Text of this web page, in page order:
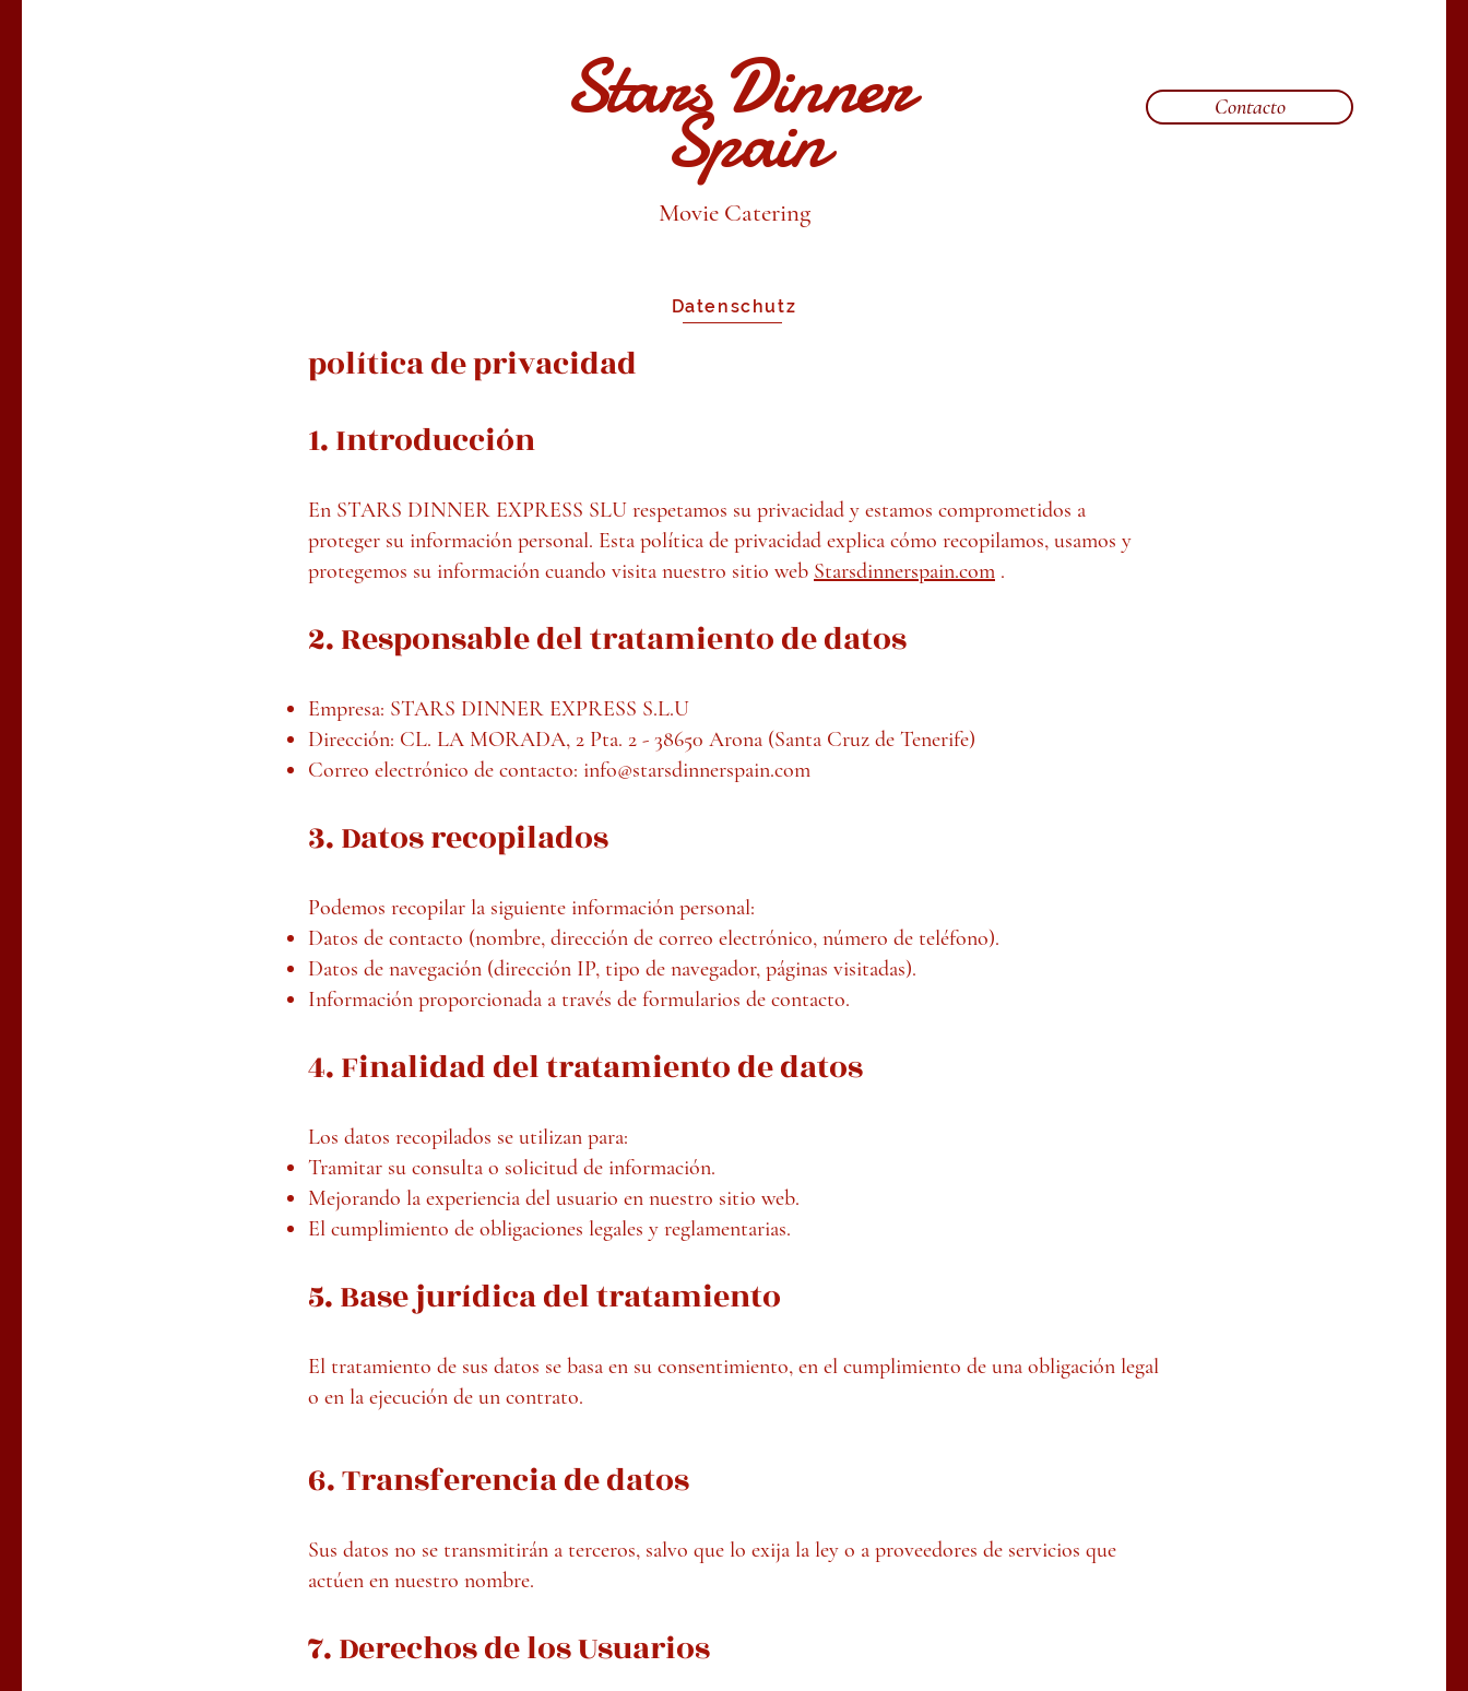
Contacto
Datenschutz
política de privacidad
1. Introducción
En STARS DINNER EXPRESS SLU respetamos su privacidad y estamos comprometidos a
proteger su información personal. Esta política de privacidad explica cómo recopilamos, usamos y
protegemos su información cuando visita nuestro sitio web Starsdinnerspain.com .
2. Responsable del tratamiento de datos
Empresa: STARS DINNER EXPRESS S.L.U
Dirección: CL. LA MORADA, 2 Pta. 2 - 38650 Arona (Santa Cruz de Tenerife)
Correo electrónico de contacto: info@starsdinnerspain.com
3. Datos recopilados
Podemos recopilar la siguiente información personal:
Datos de contacto (nombre, dirección de correo electrónico, número de teléfono).
Datos de navegación (dirección IP, tipo de navegador, páginas visitadas).
Información proporcionada a través de formularios de contacto.
4. Finalidad del tratamiento de datos
Los datos recopilados se utilizan para:
Tramitar su consulta o solicitud de información.
Mejorando la experiencia del usuario en nuestro sitio web.
El cumplimiento de obligaciones legales y reglamentarias.
5. Base jurídica del tratamiento
El tratamiento de sus datos se basa en su consentimiento, en el cumplimiento de una obligación legal
o en la ejecución de un contrato.
6. Transferencia de datos
Sus datos no se transmitirán a terceros, salvo que lo exija la ley o a proveedores de servicios que
actúen en nuestro nombre.
7. Derechos de los Usuarios
Stars Dinner
Spain
Movie Catering